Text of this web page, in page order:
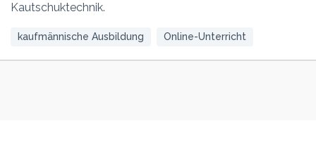
Kautschuktechnik.
kaufmännische Ausbildung Online-Unterricht